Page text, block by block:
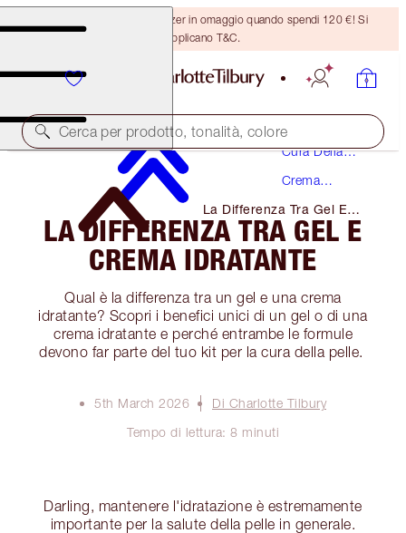
Ricevi un pennello per bronzer in omaggio quando spendi 120 €! Si
applicano T&C.
Cerca per prodotto, tonalità, colore
Cura Della
Crema
La Differenza Tra Gel E
Crema Idratante
LA DIFFERENZA TRA GEL E
CREMA IDRATANTE
Qual è la differenza tra un gel e una crema
idratante? Scopri i benefici unici di un gel o di una
crema idratante e perché entrambe le formule
devono far parte del tuo kit per la cura della pelle.
5th March 2026
Di Charlotte Tilbury
Tempo di lettura: 8 minuti
Darling, mantenere l'idratazione è estremamente
importante per la salute della pelle in generale.